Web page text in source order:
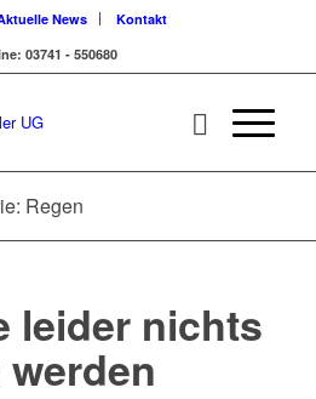
News
Kontakt
03741 - 550680
Regen
leider nichts